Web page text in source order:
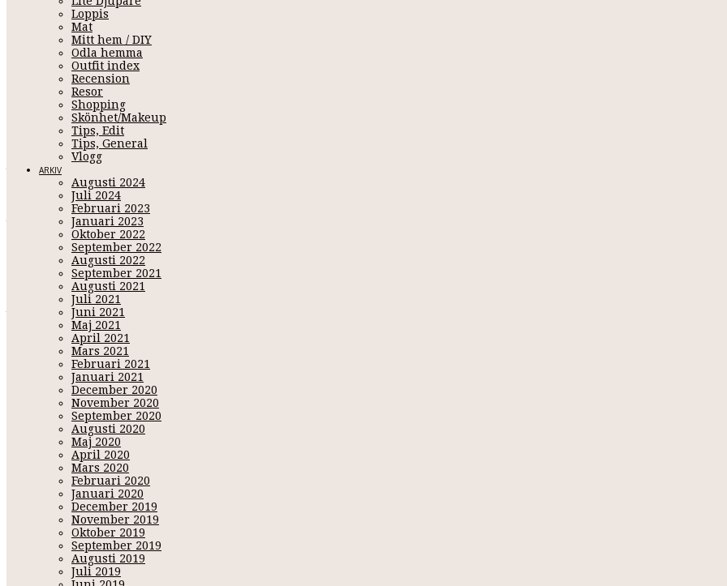
Loppis
Mat
Mitt hem / DIY
Odla hemma
Outfit index
Recension
Resor
Shopping
Skönhet/Makeup
Tips, Edit
Tips, General
Vlogg
ARKIV
Augusti 2024
Juli 2024
Februari 2023
Januari 2023
Oktober 2022
September 2022
Augusti 2022
September 2021
Augusti 2021
Juli 2021
Juni 2021
Maj 2021
April 2021
Mars 2021
Februari 2021
Januari 2021
December 2020
November 2020
September 2020
Augusti 2020
Maj 2020
April 2020
Mars 2020
Februari 2020
Januari 2020
December 2019
November 2019
Oktober 2019
September 2019
Augusti 2019
Juli 2019
December 30, 2011 14:37
Jag fick en jävligt svår utmaning av
Vad gjorde du för ca 10 år sedan?
Jag bodde i Rättvik och mådde nog inte så bra som människa, känns som ett helt annat liv. Visst allt kanske inte var dåligt men
lova att jag är en helt annan person idag
2. Vad gjorde du för ett år sedan?
Dejtade en kille :P. Fick en
3. Fem snacks du gillar?
Jag är faktiskt inte sån gottegris, har jämt massor med godis och chips hemma för jag får så mycket av pappa jämt MEN jag äter
Men skulle vara jordnötter, micropopcorn
4. Fem sånger du kan hela texten till?
Oj, jag ÄLSKAR musik. Sjunger mer än gärna både hemma till musik och i bilen som en skadeskjuten fågel. Vet inte om jag
låt. Dom jag spelar mest i bilen just nu och vrålar till är:
* Akcent - My passion
* Danny Saucedo - Tonight
* Dj Antoine vs. Timati - Welcome to St Tropez
* Medina - Sagoland{♥♥♥
* Nicki Minaj,Rihanna - Fly
5. Fem saker du skulle göra om du var mångmiljonär?
Köpa en FET kåk till mig & Kevin
Åka utomlands{alot}
Öppna något eget inom det jag älskar mest att göra,
Ge min familj lite money dom kan spendera
Skänka pengar till välgörenhet
6. Fem dåliga vanor?